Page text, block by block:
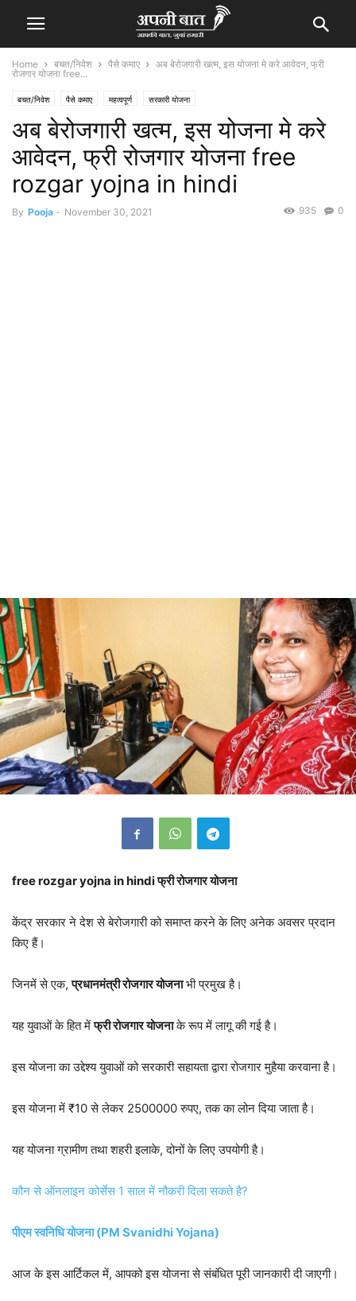
Home बचत/निवेश पैसे कमाए
अब बेरोजगारी खत्म, इस योजना मे करे आवेदन, फ्री
रोजगार योजना free...
बचत/निवेश पैसे कमाए महत्वपूर्ण सरकारी योजना
अब बेरोजगारी खत्म, इस योजना मे करे
आवेदन, फ्री रोजगार योजना free
rozgar yojna in hindi
By Pooja - November 30, 2021 0
935
free rozgar yojna in hindi फ्री रोजगार योजना
केंद्र सरकार ने देश से बेरोजगारी को समाप्त करने के लिए अनेक अवसर प्रदान
किए हैं।
जिनमें से एक,प्रधानमंत्री रोजगार योजनाभी प्रमुख है।
यह युवाओं के हित मेंफ्री रोजगार योजनाके रूप में लागू की गई है।
इस योजना का उद्देश्य युवाओं को सरकारी सहायता द्वारा रोजगार मुहैया करवाना है।
इस योजना में ₹10 से लेकर 2500000 रुपए, तक का लोन दिया जाता है।
यह योजना ग्रामीण तथा शहरी इलाके, दोनों के लिए उपयोगी है।
कौन से ऑनलाइन कोर्सेस 1 साल में नौकरी दिला सकते है?
पीएम स्वनिधि योजना (PM Svanidhi Yojana)
आज के इस आर्टिकल में, आपको इस योजना से संबंधित पूरी जानकारी दी जाएगी।